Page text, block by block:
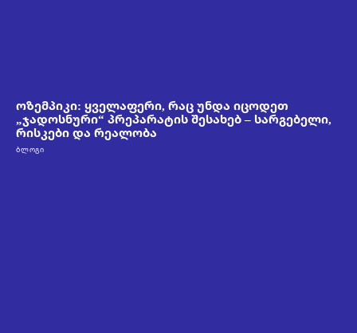
ოზემპიკი: ყველაფერი, რაც უნდა იცოდეთ
„ჯადოსნური“ პრეპარატის შესახებ – სარგებელი,
რისკები და რეალობა
ᲑᲚᲝᲒᲘ